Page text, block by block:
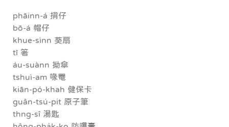
phāinn-á 揹仔
bō-á 帽仔
khue-sìnn 葵扇
tī 箸
áu-suànn 拗傘
tshuì-am 喙罨
kiān-pó-khah 健保卡
guân-tsú-pit 原子筆
thng-sî 湯匙